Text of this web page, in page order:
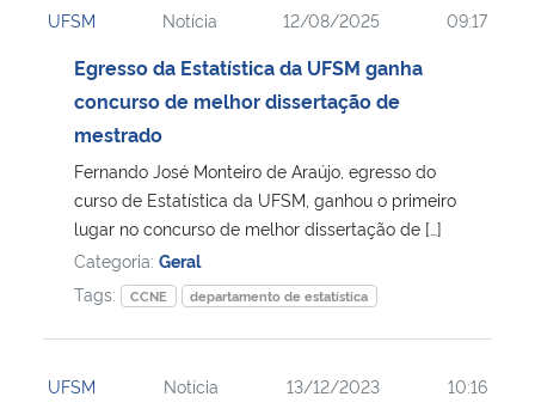
Ministério da Cidadania
Ministério da Saúde
Ministério de Minas e Energia
Ministério da Ciência, Tecnologia, Inovações e Comunicações
Ministério do Meio Ambiente
Ministério do Turismo
Ministério do Desenvolvimento Regional
UFSM Notícia 12/08/2025 09:17
Egresso da Estatística da UFSM ganha
concurso de melhor dissertação de
mestrado
Fernando José Monteiro de Araújo, egresso do
curso de Estatística da UFSM, ganhou o primeiro
lugar no concurso de melhor dissertação de […]
Categoria: Geral
Tags:
CCNE departamento de estatística
UFSM Notícia 13/12/2023 10:16